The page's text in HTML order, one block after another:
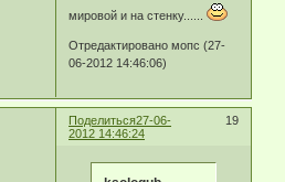
мировой и на стенку......
Отредактировано мопс (27-
06-2012 14:46:06)
Поделиться 19
27-06-
2012 14:46:24